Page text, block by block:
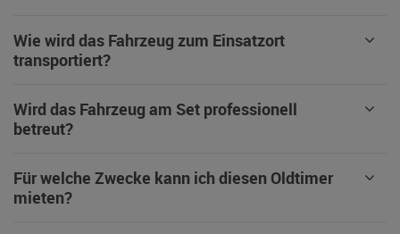
Wie wird das Fahrzeug zum Einsatzort
transportiert?
Wird das Fahrzeug am Set professionell
betreut?
Für welche Zwecke kann ich diesen Oldtimer
mieten?